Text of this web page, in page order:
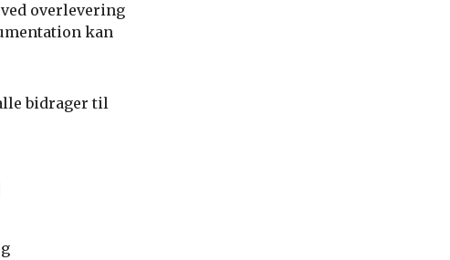
overlevering
kan
bidrager til